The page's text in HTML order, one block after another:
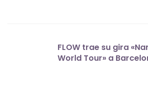
FLOW trae su gira
World Tour» a